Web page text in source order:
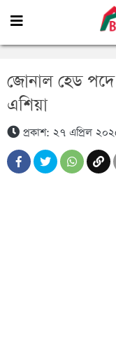
জোনাল হেড পদে
এশিয়া
প্রকাশ: ২৭ এপ্রিল